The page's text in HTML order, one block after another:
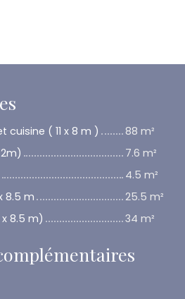
cuisine ( 11 x 8 m )
88 m²
7.6 m²
4.5 m²
8.5 m
25.5 m²
8.5 m)
34 m²